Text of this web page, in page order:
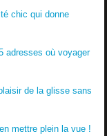
chic qui donne
adresses où voyager
de la glisse sans
mettre plein la vue !